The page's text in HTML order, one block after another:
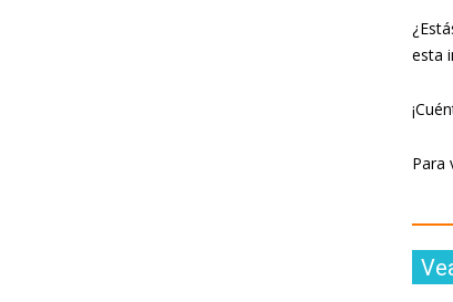
esta
Para